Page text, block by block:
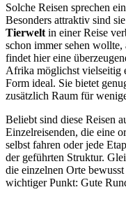
Solche Reisen sprechen
Besonders attraktiv sind
Tierwelt in einer Reise
schon immer sehen
findet hier eine
Afrika möglichst vielseitig
Form ideal. Sie bietet
zusätzlich Raum für
Beliebt sind diese Reisen
Einzelreisenden, die eine
selbst fahren oder jede
der geführten Struktur.
die einzelnen Orte
wichtiger Punkt: Gute